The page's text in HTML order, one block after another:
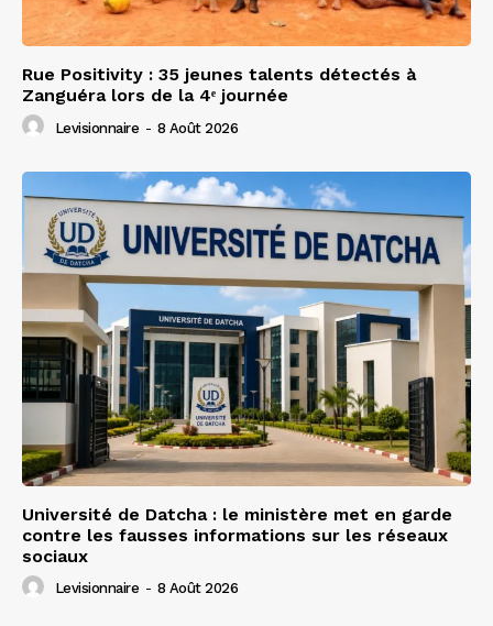
Rue Positivity : 35 jeunes talents détectés à
Zanguéra lors de la 4ᵉ journée
Levisionnaire - 8 Août 2026
Université de Datcha : le ministère met en garde
contre les fausses informations sur les réseaux
sociaux
Levisionnaire - 8 Août 2026